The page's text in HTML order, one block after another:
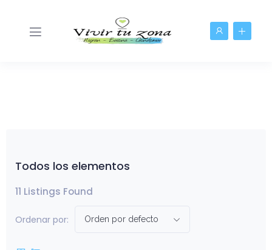
Todos los elementos
11 Listings Found
Ordenar por: Orden por defecto